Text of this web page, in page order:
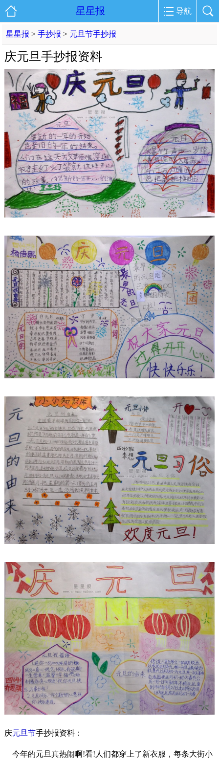
星星报 导航
星星报 >手抄报 > 元旦节手抄报
庆元旦手抄报资料
庆元旦节手抄报资料：
今年的元旦真热闹啊!看!人们都穿上了新衣服，每条大街小